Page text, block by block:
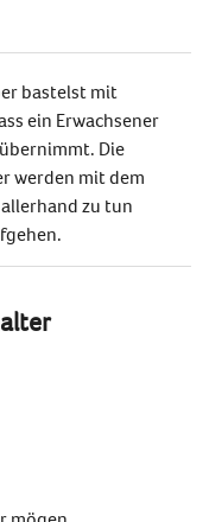
bastelst mit
ein Erwachsener
Die
werden mit dem
zu tun